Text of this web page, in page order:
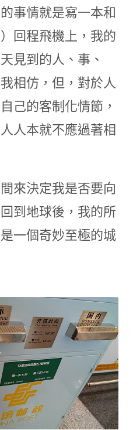
事情就是寫一本和
回程飛機上，我的
見到的人、事、
相仿，但，對於人
己的客制化情節，
人本就不應過著相
來決定我是否要向
到地球後，我的所
一個奇妙至極的城